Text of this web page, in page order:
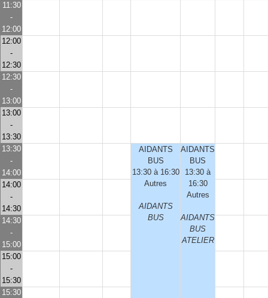
11:30
-
12:00
12:00
-
12:30
12:30
-
13:00
13:00
-
13:30
13:30
-
14:00
AIDANTS
BUS
13:30 à 16:30
Autres
AIDANTS
BUS
AIDANTS
BUS
13:30 à
16:30
Autres
AIDANTS
BUS
ATELIER
14:00
-
14:30
14:30
-
15:00
15:00
-
15:30
15:30